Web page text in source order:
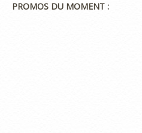
PROMOS DU MOMENT :